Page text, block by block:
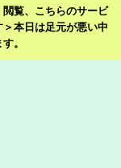
覧、こちらのサービ
本日は足元が悪い中
。